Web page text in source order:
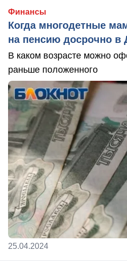
Финансы
Когда многодетные
на пенсию досрочно в
В каком возрасте можно
раньше положенного
25.04.2024